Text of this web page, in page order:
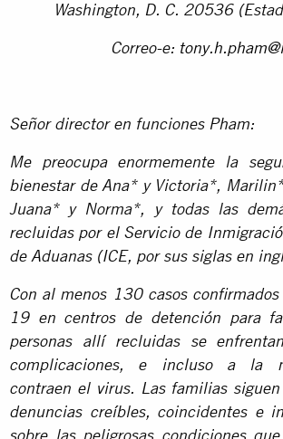
Washington, D. C. 20536
Correo-e:
Señor director en funciones Pham:
Me preocupa enormemente la
bienestar de Ana* y Victoria*,
Juana* y Norma*, y todas las
recluidas por el Servicio de
de Aduanas (ICE, por sus siglas en
Con al menos 130 casos confirmados
19 en centros de detención para
personas allí recluidas se
complicaciones, e incluso a la
contraen el virus. Las familias siguen
denuncias creíbles, coincidentes e